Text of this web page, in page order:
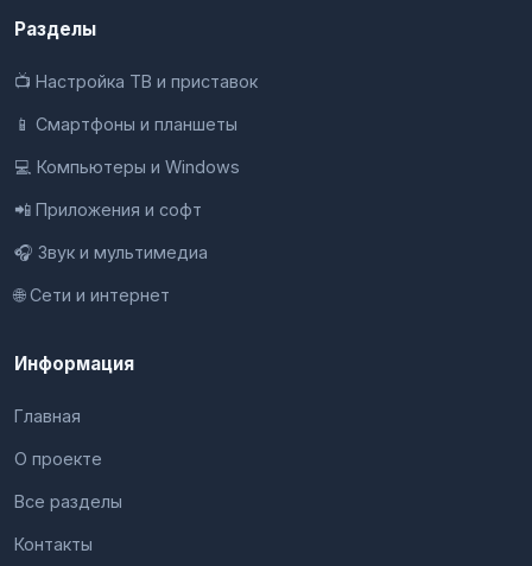
Разделы
📺 Настройка ТВ и приставок
📱 Смартфоны и планшеты
💻 Компьютеры и Windows
📲 Приложения и софт
🎧 Звук и мультимедиа
🌐 Сети и интернет
Информация
Главная
О проекте
Все разделы
Контакты